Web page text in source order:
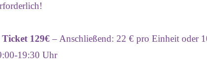
129€ – Anschließend: 22 € pro Einheit oder
19:30 Uhr